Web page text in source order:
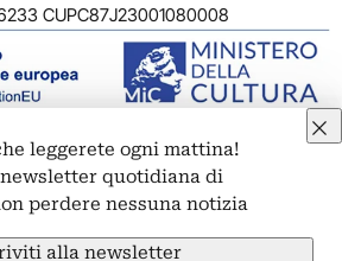
CUPC87J23001080008
srl – Corso Vittorio Emanuele II, 287 –
protezione dei dati personali
Vittorio Emanuele II, 287 – 00186 Roma
leggerete ogni mattina!
quotidiana di
perdere nessuna notizia
alla newsletter